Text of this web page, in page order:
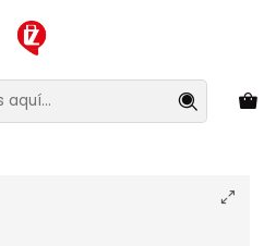
antes de que la oferta termine!
Lentes de Sol
Weed - Paula Echevarria